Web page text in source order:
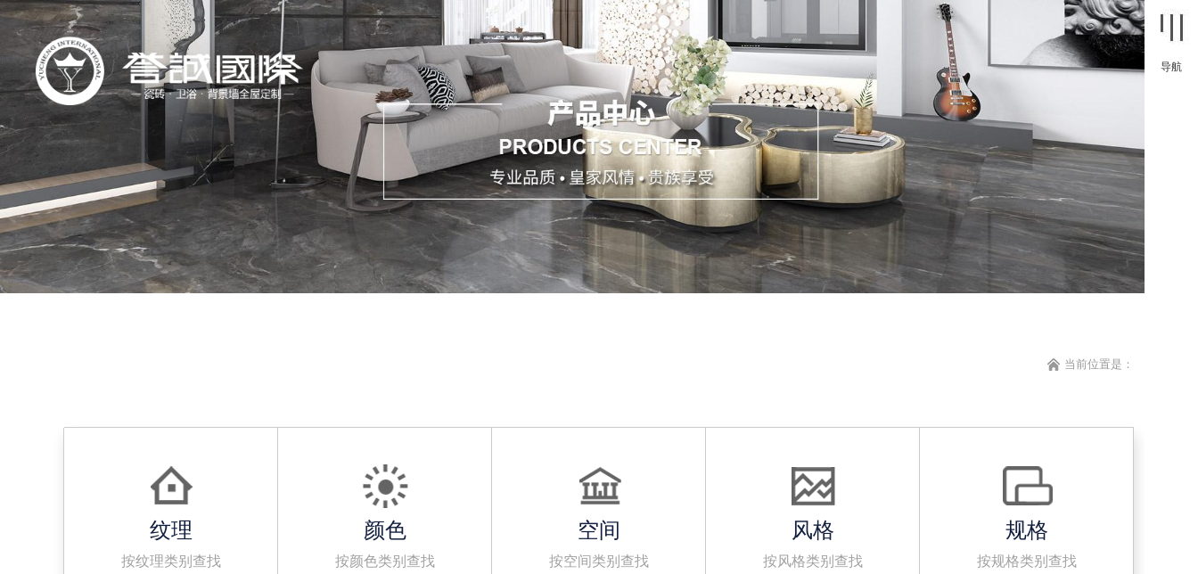
导航
当前位置是：
纹理
按纹理类别查找
颜色
按颜色类别查找
空间
按空间类别查找
风格
按风格类别查找
规格
按规格类别查找